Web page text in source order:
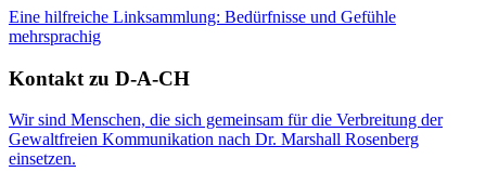
Eine hilfreiche Linksammlung: Bedürfnisse und Gefühle
mehrsprachig
Kontakt zu D-A-CH
Wir sind Menschen, die sich gemeinsam für die Verbreitung der
Gewaltfreien Kommunikation nach Dr. Marshall Rosenberg
einsetzen.